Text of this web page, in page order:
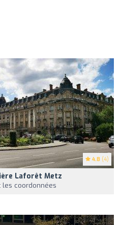
4.8 (4)
Laforêt Metz
les coordonnées